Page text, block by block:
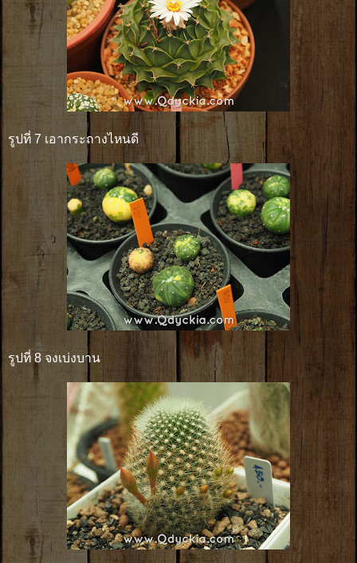
รูปที่ 7 เอากระถางไหนดี
รูปที่ 8 จงเบ่งบาน